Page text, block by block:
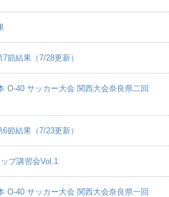
節結果（7/28更新）
O-40 サッカー大会 関西大会奈良県二回
節結果（7/23更新）
プ講習会Vol.1
O-40 サッカー大会 関西大会奈良県一回